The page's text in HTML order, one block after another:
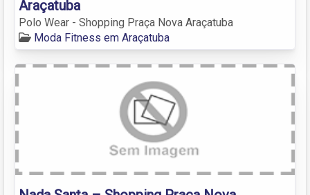
Araçatuba
Polo Wear - Shopping Praça Nova Araçatuba
Moda Fitness em Araçatuba